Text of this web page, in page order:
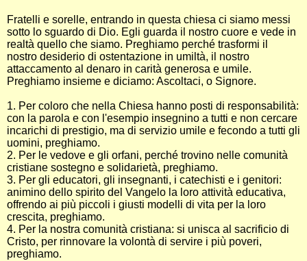
Fratelli e sorelle, entrando in questa chiesa ci siamo messi
sotto lo sguardo di Dio. Egli guarda il nostro cuore e vede in
realtà quello che siamo. Preghiamo perché trasformi il
nostro desiderio di ostentazione in umiltà, il nostro
attaccamento al denaro in carità generosa e umile.
Preghiamo insieme e diciamo: Ascoltaci, o Signore.
1. Per coloro che nella Chiesa hanno posti di responsabilità:
con la parola e con l'esempio insegnino a tutti e non cercare
incarichi di prestigio, ma di servizio umile e fecondo a tutti gli
uomini, preghiamo.
2. Per le vedove e gli orfani, perché trovino nelle comunità
cristiane sostegno e solidarietà, preghiamo.
3. Per gli educatori, gli insegnanti, i catechisti e i genitori:
animino dello spirito del Vangelo la loro attività educativa,
offrendo ai più piccoli i giusti modelli di vita per la loro
crescita, preghiamo.
4. Per la nostra comunità cristiana: si unisca al sacrificio di
Cristo, per rinnovare la volontà di servire i più poveri,
preghiamo.